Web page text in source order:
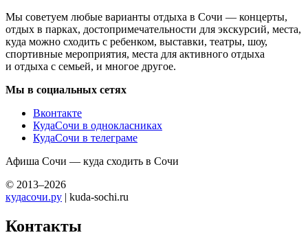
Мы советуем любые варианты отдыха в Сочи — концерты,
отдых в парках, достопримечательности для экскурсий, места,
куда можно сходить с ребенком, выставки, театры, шоу,
спортивные мероприятия, места для активного отдыха
и отдыха с семьей, и многое другое.
Мы в социальных сетях
Вконтакте
КудаСочи в однокласниках
КудаСочи в телеграме
Афиша Сочи — куда сходить в Сочи
© 2013–2026
кудасочи.ру | kuda-sochi.ru
Контакты